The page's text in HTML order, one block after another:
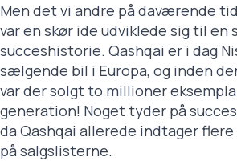
Men det vi andre på daværende
var en skør ide udviklede sig til en
succeshistorie. Qashqai er i dag
sælgende bil i Europa, og inden
var der solgt to millioner
generation! Noget tyder på
da Qashqai allerede indtager
på salgslisterne.